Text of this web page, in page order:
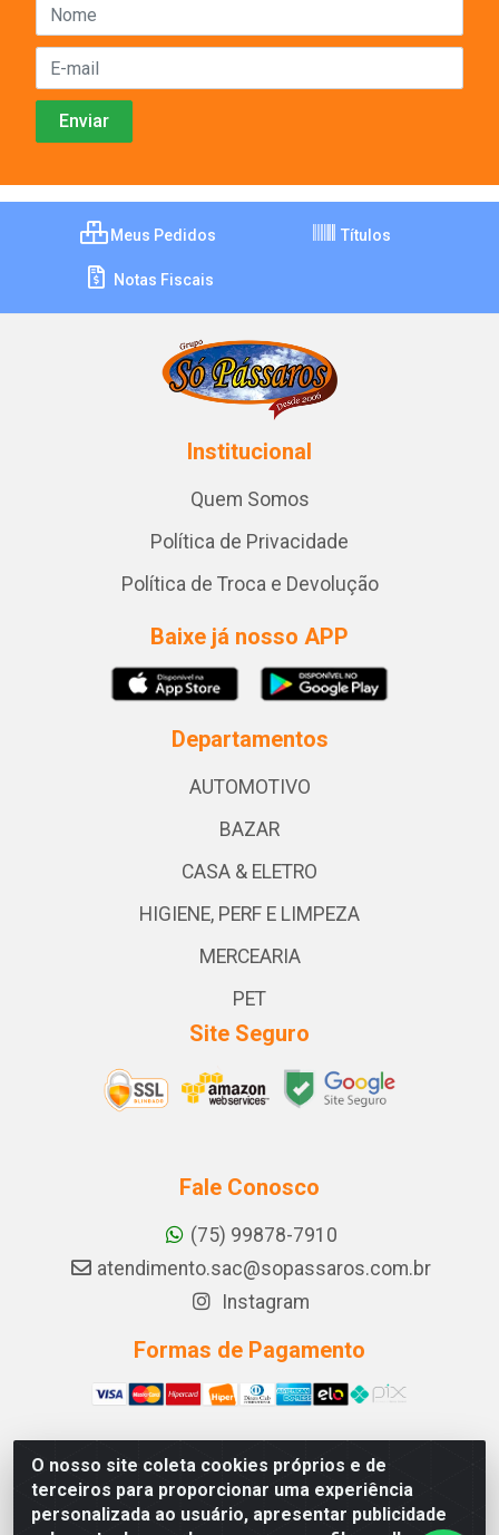
O nosso site coleta cookies próprios e de
terceiros para proporcionar uma experiência
personalizada ao usuário, apresentar publicidade
Meus Pedidos Títulos
Notas Fiscais
Institucional
Quem Somos
Política de Privacidade
Política de Troca e Devolução
Baixe já nosso APP
Departamentos
AUTOMOTIVO
BAZAR
CASA & ELETRO
HIGIENE, PERF E LIMPEZA
MERCEARIA
PET
Site Seguro
Fale Conosco
(75) 99878-7910
atendimento.sac@sopassaros.com.br
Instagram
Formas de Pagamento
A PINA DOS SANTOS DELEZZOTTE LTDA - RODOVIA BA
233, 27 - ZONA RURAL, ITABERABA/BA - CEP 46.880-
000 - CNPJ 30.578.948/0001-90